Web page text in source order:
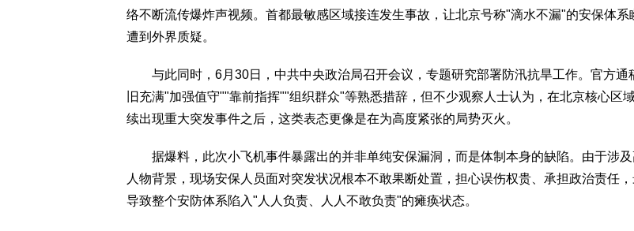
络不断流传爆炸声视频。首都最敏感区域接连发生事故，让北京号称"滴水不漏"的安保体系
遭到外界质疑。
与此同时，6月30日，中共中央政治局召开会议，专题研究部署防汛抗旱工作。官方通
旧充满"加强值守""靠前指挥""组织群众"等熟悉措辞，但不少观察人士认为，在北京核心区
续出现重大突发事件之后，这类表态更像是在为高度紧张的局势灭火。
据爆料，此次小飞机事件暴露出的并非单纯安保漏洞，而是体制本身的缺陷。由于涉
人物背景，现场安保人员面对突发状况根本不敢果断处置，担心误伤权贵、承担政治责任
导致整个安防体系陷入"人人负责、人人不敢负责"的瘫痪状态。